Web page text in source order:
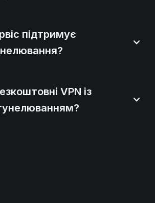
підтримує
VPN із